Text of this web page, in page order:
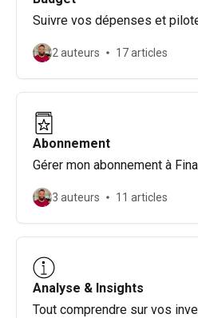
Suivre vos dépenses et
2 auteurs 17 articles
Abonnement
Gérer mon abonnement à
3 auteurs 11 articles
Analyse & Insights
Tout comprendre sur vos